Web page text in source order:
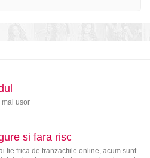
mai usor
si fara risc
fie frica de tranzactiile online, acum sunt